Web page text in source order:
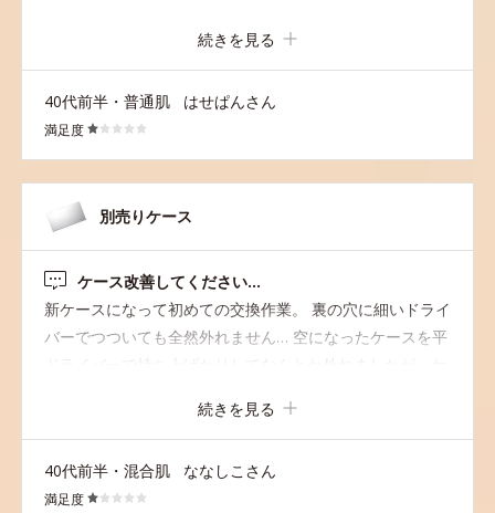
かったり、穴も小さく入らなかったり。もう本当に散々で
す。 入れるのはまだマシですが。 ファンデーション自体
は普通。けど、このケースのせいでリピはしない。 そのく
らい酷い仕様です。以前のはめ込むだけのタイプに戻して
欲しいです。
続きを見る
40代前半・普通肌 はせぱんさん
満足度
別売りケース
ケース改善してください…
新ケースになって初めての交換作業。 裏の穴に細いドライ
バーでつついても全然外れません… 空になったケースを平
るファンデも割れて散々なことに。 これだけ口コミでも意
見が出ているのですからどうか動いていただけないでしょ
うか。残念です。
続きを見る
40代前半・混合肌 ななしこさん
満足度